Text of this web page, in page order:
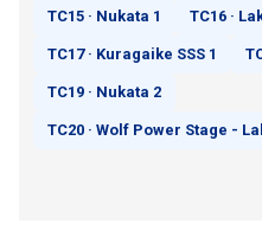
TC15 · Nukata 1 TC16 ·
TC17 · Kuragaike SSS 1
TC19 · Nukata 2
TC20 · Wolf Power Stage -